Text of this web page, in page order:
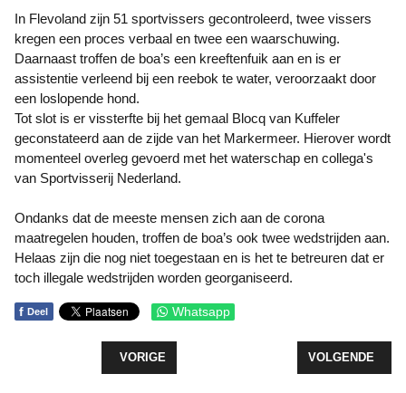
In Flevoland zijn 51 sportvissers gecontroleerd, twee vissers
kregen een proces verbaal en twee een waarschuwing.
Daarnaast troffen de boa’s een kreeftenfuik aan en is er
assistentie verleend bij een reebok te water, veroorzaakt door
een loslopende hond.
Tot slot is er vissterfte bij het gemaal Blocq van Kuffeler
geconstateerd aan de zijde van het Markermeer. Hierover wordt
momenteel overleg gevoerd met het waterschap en collega's
van Sportvisserij Nederland.
Ondanks dat de meeste mensen zich aan de corona
maatregelen houden, troffen de boa’s ook twee wedstrijden aan.
Helaas zijn die nog niet toegestaan en is het te betreuren dat er
toch illegale wedstrijden worden georganiseerd.
f Deel Whatsapp
VORIG ARTIKEL: MEER RUIMTE VOOR
VORIGE VOLGENDE
VOLGENDE